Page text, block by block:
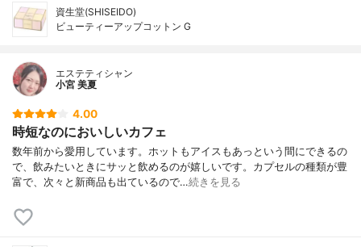
資生堂(SHISEIDO)
ビューティーアップコットン G
エステティシャン
小宮 美夏
4.00
時短なのにおいしいカフェ
数年前から愛用しています。ホットもアイスもあっという間にできるの
で、飲みたいときにサッと飲めるのが嬉しいです。カプセルの種類が豊
富で、次々と新商品も出ているので…続きを見る